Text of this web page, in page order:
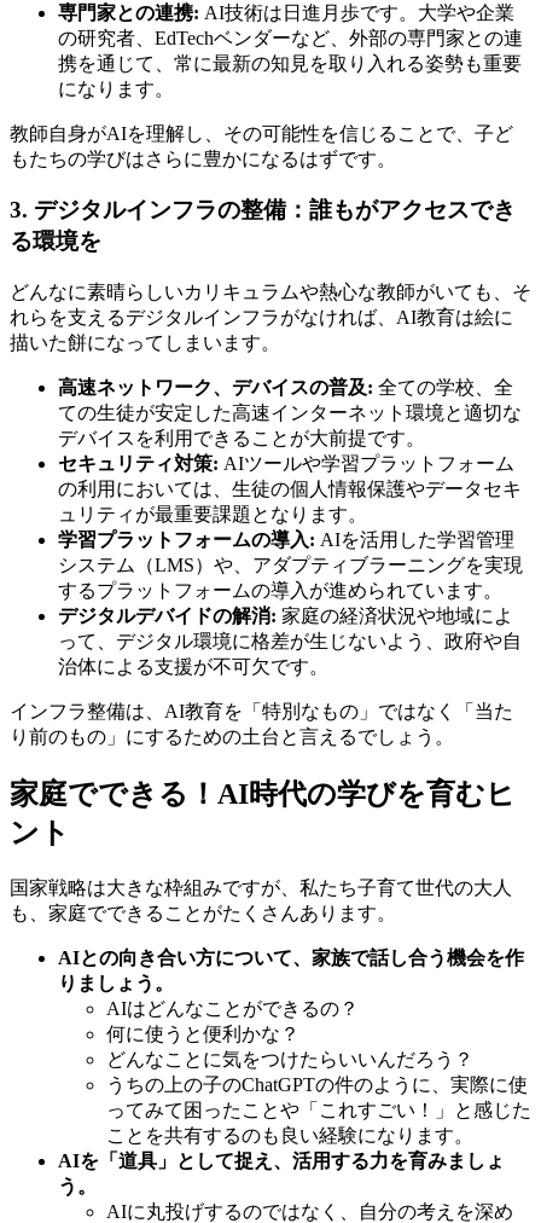
専門家との連携: AI技術は日進月歩です。大学や企業
の研究者、EdTechベンダーなど、外部の専門家との連
携を通じて、常に最新の知見を取り入れる姿勢も重要
になります。
教師自身がAIを理解し、その可能性を信じることで、子ど
もたちの学びはさらに豊かになるはずです。
3. デジタルインフラの整備：誰もがアクセスでき
る環境を
どんなに素晴らしいカリキュラムや熱心な教師がいても、そ
れらを支えるデジタルインフラがなければ、AI教育は絵に
描いた餅になってしまいます。
高速ネットワーク、デバイスの普及: 全ての学校、全
ての生徒が安定した高速インターネット環境と適切な
デバイスを利用できることが大前提です。
セキュリティ対策: AIツールや学習プラットフォーム
の利用においては、生徒の個人情報保護やデータセキ
ュリティが最重要課題となります。
学習プラットフォームの導入: AIを活用した学習管理
システム（LMS）や、アダプティブラーニングを実現
するプラットフォームの導入が進められています。
デジタルデバイドの解消: 家庭の経済状況や地域によ
って、デジタル環境に格差が生じないよう、政府や自
治体による支援が不可欠です。
インフラ整備は、AI教育を「特別なもの」ではなく「当た
り前のもの」にするための土台と言えるでしょう。
家庭でできる！AI時代の学びを育むヒ
ント
国家戦略は大きな枠組みですが、私たち子育て世代の大人
も、家庭でできることがたくさんあります。
AIとの向き合い方について、家族で話し合う機会を作
りましょう。
AIはどんなことができるの？
何に使うと便利かな？
どんなことに気をつけたらいいんだろう？
うちの上の子のChatGPTの件のように、実際に使
ってみて困ったことや「これすごい！」と感じた
ことを共有するのも良い経験になります。
AIを「道具」として捉え、活用する力を育みましょ
う。
AIに丸投げするのではなく、自分の考えを深め